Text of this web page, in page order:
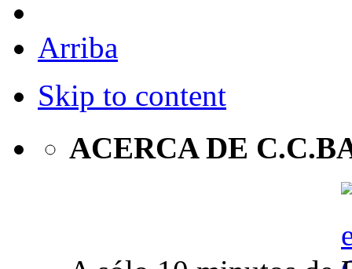
Arriba
Skip to content
ACERCA DE